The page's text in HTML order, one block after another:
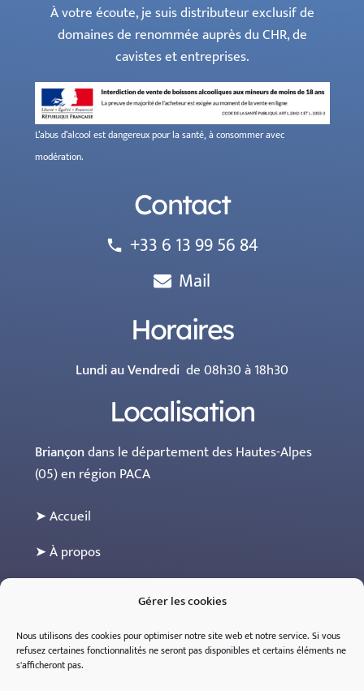
Gérer les cookies
Nous utilisons des cookies pour optimiser notre site web et notre service. Si vous
refusezcertainesfonctionnalitésneserontpasdisponiblesetcertainsélémentsne
s'afficherontpas.
À votre écoute, je suis distributeur exclusif de
domaines de renommée auprès du CHR, de
cavistes et entreprises.
L’abus d’alcool est dangereux pour la santé, à consommer avec
modération.
Contact
phone +33 6 13 99 56 84
Mail
Horaires
Lundi au Vendredi de 08h30 à 18h30
Localisation
Briançondans le département des Hautes-Alpes
(05) en région PACA
➤ Accueil
➤ À propos
➤ Espace professionnel (sur inscription)